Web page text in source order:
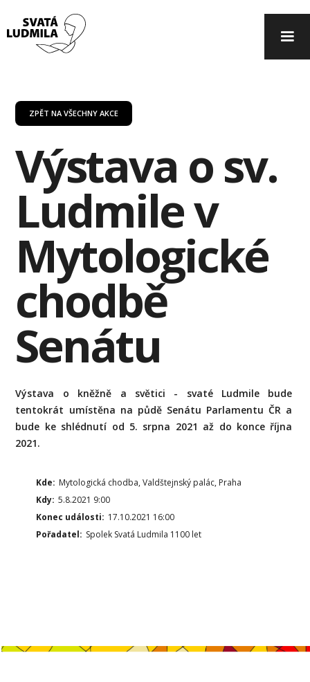
ZPĚT NA VŠECHNY AKCE
Výstava o sv.
Ludmile v
Mytologické
chodbě
Senátu
Výstava o kněžně a světici - svaté Ludmile bude
tentokrát umístěna na půdě Senátu Parlamentu ČR a
bude ke shlédnutí od 5. srpna 2021 až do konce října
2021.
Kde: Mytologická chodba, Valdštejnský palác, Praha
Kdy: 5.8.2021 9:00
Konec události: 17.10.2021 16:00
Pořadatel: Spolek Svatá Ludmila 1100 let